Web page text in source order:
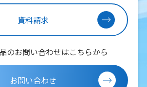
資料請求
のお問い合わせはこちらから
お問い合わせ